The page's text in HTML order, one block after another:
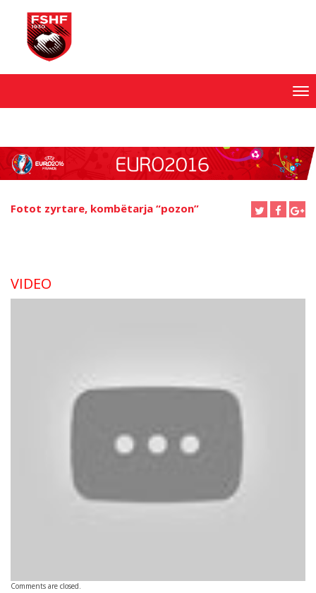
Fotot zyrtare, kombëtarja “pozon”
VIDEO
Comments are closed.